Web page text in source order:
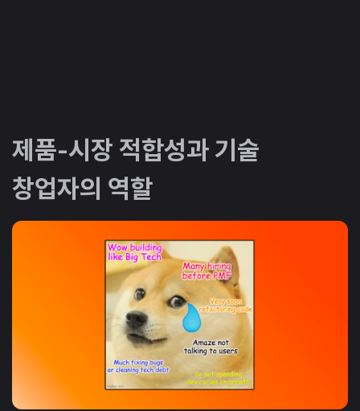
제품-시장 적합성과 기술
창업자의 역할